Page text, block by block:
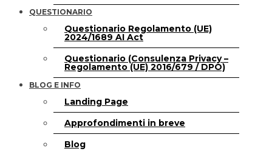
QUESTIONARIO
Questionario Regolamento (UE)
2024/1689 AI Act
Questionario (Consulenza Privacy –
Regolamento (UE) 2016/679 / DPO)
BLOG E INFO
Landing Page
Approfondimenti in breve
Blog